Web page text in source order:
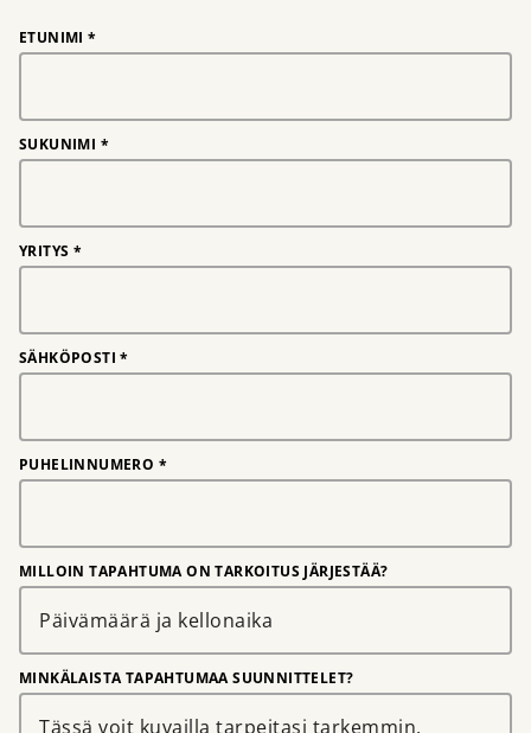
ETUNIMI *
SUKUNIMI *
YRITYS *
SÄHKÖPOSTI *
PUHELINNUMERO *
MILLOIN TAPAHTUMA ON TARKOITUS JÄRJESTÄÄ?
MINKÄLAISTA TAPAHTUMAA SUUNNITTELET?